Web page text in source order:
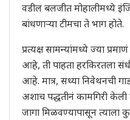
वडील बलजीत मोहालीमध्ये
बांधणाऱ्या टीमचा ते भाग होते.
प्रत्यक्ष सामन्यांमध्ये ज्या
आहे, ती पाहता हरकिरतला
आहे. मात्र, सध्या निवेथनची
अशाच पद्धतीनं कामगिरी
जागा मिळवण्यापासून त्याला